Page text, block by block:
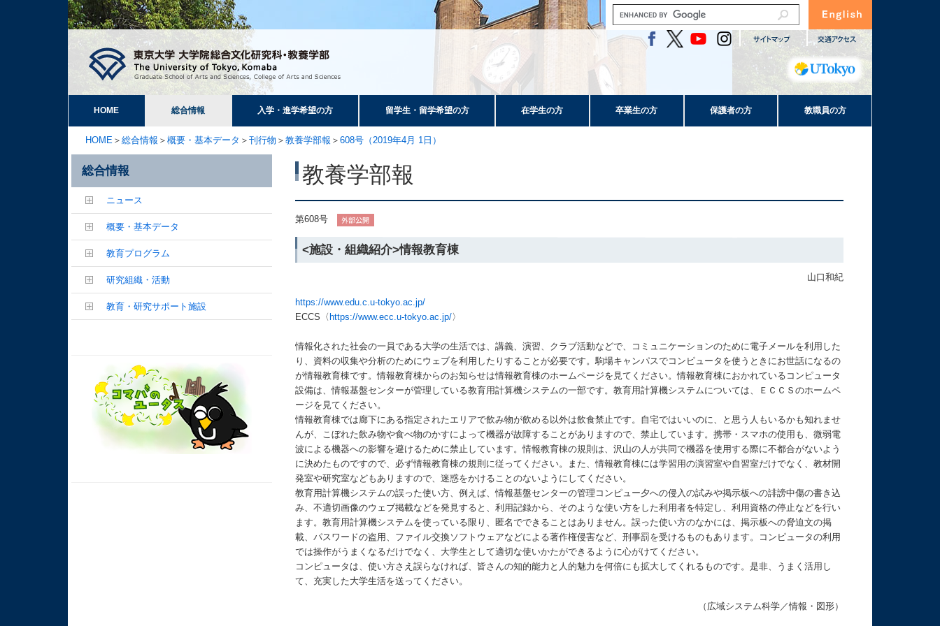
HOME 総合情報 入学・進学希望の方 留学生・留学希望の方 在学生の方 卒業生の方 保護者の方 教職員の方
HOME ＞ 総合情報 ＞ 概要・基本データ ＞ 刊行物 ＞ 教養学部報 ＞ 608号（2019年4月 1日）
教養学部報
第608号
<施設・組織紹介>情報教育棟
山口和紀
https://www.edu.c.u-tokyo.ac.jp/
ECCS〈 https://www.ecc.u-tokyo.ac.jp/〉
情報化された社会の一員である大学の生活では、講義、演習、クラブ活動などで、コミュニケーションのために電子メールを利用した
り、資料の収集や分析のためにウェブを利用したりすることが必要です。駒場キャンパスでコンピュータを使うときにお世話になるの
が情報教育棟です。情報教育棟からのお知らせは情報教育棟のホームページを見てください。情報教育棟におかれているコンピュータ
設備は、情報基盤センターが管理している教育用計算機システムの一部です。教育用計算機システムについては、ＥＣＣＳのホームペ
ージを見てください。
情報教育棟では廊下にある指定されたエリアで飲み物が飲める以外は飲食禁止です。自宅ではいいのに、と思う人もいるかも知れませ
んが、こぼれた飲み物や食べ物のかすによって機器が故障することがありますので、禁止しています。携帯・スマホの使用も、微弱電
波による機器への影響を避けるために禁止しています。情報教育棟の規則は、沢山の人が共同で機器を使用する際に不都合がないよう
に決めたものですので、必ず情報教育棟の規則に従ってください。また、情報教育棟には学習用の演習室や自習室だけでなく、教材開
発室や研究室などもありますので、迷惑をかけることのないようにしてください。
教育用計算機システムの誤った使い方、例えば、情報基盤センターの管理コンピュー夕への侵入の試みや掲示板への誹謗中傷の書き込
み、不適切画像のウェブ掲載などを発見すると、利用記録から、そのような使い方をした利用者を特定し、利用資格の停止などを行い
ます。教育用計算機システムを使っている限り、匿名でできることはありません。誤った使い方のなかには、掲示板への脅迫文の掲
載、パスワードの盗用、ファイル交換ソフトウェアなどによる著作権侵害など、刑事罰を受けるものもあります。コンピュータの利用
では操作がうまくなるだけでなく、大学生として適切な使いかたができるように心がけてください。
コンピュータは、使い方さえ誤らなければ、皆さんの知的能力と人的魅力を何倍にも拡大してくれるものです。是非、うまく活用し
て、充実した大学生活を送ってください。
（広域システム科学／情報・図形）
総合情報
ニュース
概要・基本データ
教育プログラム
研究組織・活動
教育・研究サポート施設